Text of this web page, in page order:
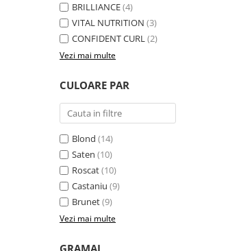
BRILLIANCE(4)
VITAL NUTRITION (3)
CONFIDENT CURL(2)
Vezi mai multe
CULOARE PAR
Blond (14)
Saten (10)
Roscat(10)
Castaniu (9)
Brunet(9)
Vezi mai multe